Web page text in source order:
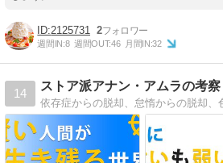
2125731 2
週間IN:8 週間OUT:46 月間IN:32
14
ストア派アナン・アムラの考察
依存症からの脱却、怠惰からの脱却、